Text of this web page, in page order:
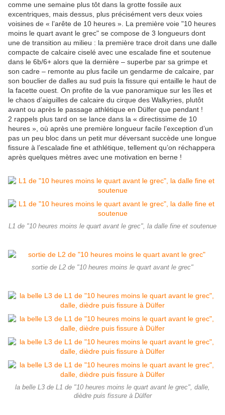
comme une semaine plus tôt dans la grotte fossile aux
excentriques, mais dessus, plus précisément vers deux voies
voisines de « l’arête de 10 heures ». La première voie "10 heures
moins le quart avant le grec" se compose de 3 longueurs dont
une de transition au milieu : la première trace droit dans une dalle
compacte de calcaire ciselé avec une escalade fine et soutenue
dans le 6b/6+ alors que la dernière – superbe par sa grimpe et
son cadre – remonte au plus facile un gendarme de calcaire, par
son bouclier de dalles au sud puis la fissure qui entaille le haut de
la facette ouest. On profite de la vue panoramique sur les îles et
le chaos d’aiguilles de calcaire du cirque des Walkyries, plutôt
avant ou après le passage athlétique en Dülfer que pendant !
2 rappels plus tard on se lance dans la « directissime de 10
heures », où après une première longueur facile l’exception d’un
pas un peu bloc dans un petit mur déversant succède une longue
fissure à l’escalade fine et athlétique, tellement qu’on réchappera
après quelques mètres avec une motivation en berne !
L1 de "10 heures moins le quart avant le grec", la dalle fine et soutenue
sortie de L2 de "10 heures moins le quart avant le grec"
la belle L3 de L1 de "10 heures moins le quart avant le grec", dalle,
dièdre puis fissure à Dülfer